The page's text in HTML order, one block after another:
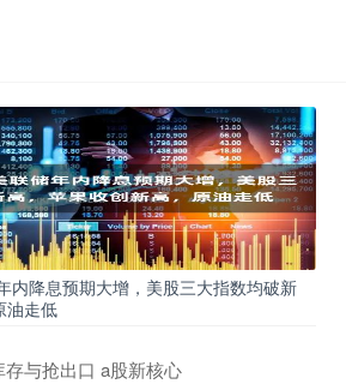
内降息预期大增，美股三大指数均破新
油走低
与抢出口 a股新核心